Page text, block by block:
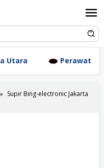
Perawat Dr.
Supir Bing-electronic Jakarta